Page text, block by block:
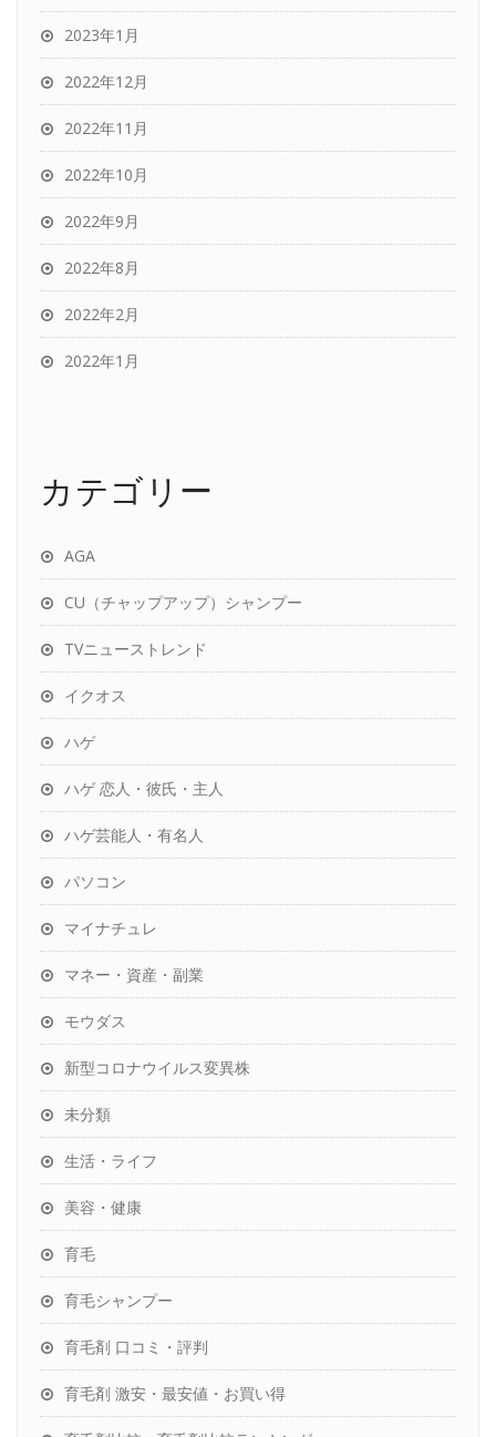
2023年1月
2022年12月
2022年11月
2022年10月
2022年9月
2022年8月
2022年2月
2022年1月
カテゴリー
AGA
CU（チャップアップ）シャンプー
TVニューストレンド
イクオス
ハゲ
ハゲ 恋人・彼氏・主人
ハゲ芸能人・有名人
パソコン
マイナチュレ
マネー・資産・副業
モウダス
新型コロナウイルス変異株
未分類
生活・ライフ
美容・健康
育毛
育毛シャンプー
育毛剤 口コミ・評判
育毛剤 激安・最安値・お買い得